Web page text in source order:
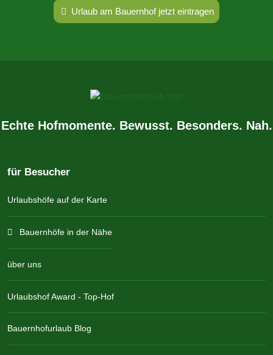
Urlaub am Bauernhof jetzt eintragen
Echte Hofmomente. Bewusst. Besonders. Nah.
für Besucher
Urlaubshöfe auf der Karte
Bauernhöfe in der Nähe
über uns
Urlaubshof Award - Top-Hof
Bauernhofurlaub Blog